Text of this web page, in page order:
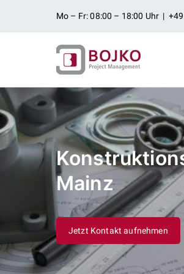
Mo – Fr: 08:00 – 18:00 Uhr |
Mainz
Jetzt Kontakt aufnehmen